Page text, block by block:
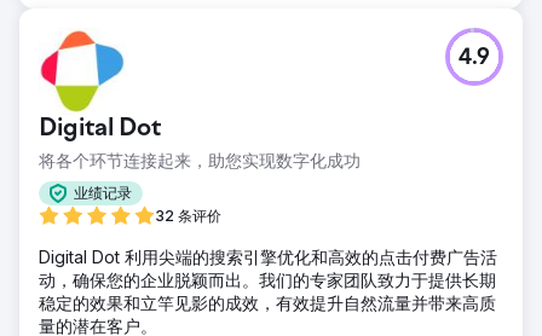
Digital Dot
将各个环节连接起来，助您实现数字化成功
业绩记录
32 条评价
4.9
Digital Dot 利用尖端的搜索引擎优化和高效的点击付费广告活
动，确保您的企业脱颖而出。我们的专家团队致力于提供长期
稳定的效果和立竿见影的成效，有效提升自然流量并带来高质
量的潜在客户。